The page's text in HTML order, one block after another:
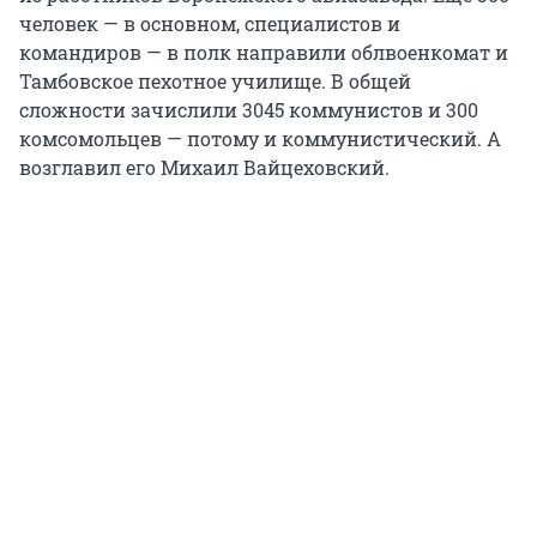
человек — в основном, специалистов и
командиров — в полк направили облвоенкомат и
Тамбовское пехотное училище. В общей
сложности зачислили 3045 коммунистов и 300
комсомольцев — потому и коммунистический. А
возглавил его Михаил Вайцеховский.